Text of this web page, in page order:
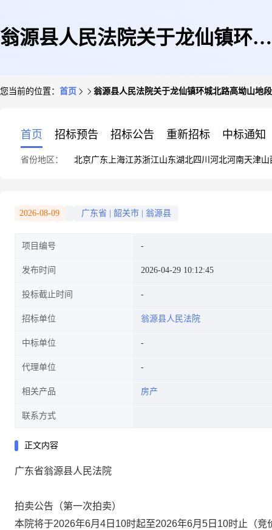
翁源县人民法院关于龙仙镇环城
您当前的位置： 首页 翁源县人民法院关于龙仙镇环城北路高坳山地
首页 招标预告 招标公告 重新招标 中标通知
省份地区： 北京广东 上海江苏浙江山东湖北四川 河北河南天津山
2026-08-09 广东省 韶关市 翁源县
项目编号
发布时间 2026-04-29 10:12:45
投标截止时间
招标单位 翁源县人民法院
中标单位
代理单位
相关产品 房产
联系方式
正文内容
广东省翁源县人民法院
拍卖公告（第一次拍卖）
本院将于2026年6月 4 日 10时起至2026年6月 5 日 10时止 （